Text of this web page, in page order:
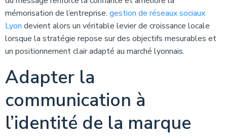
mémorisation de l’entreprise. gestion de réseaux sociaux
Lyon devient alors un véritable levier de croissance locale
lorsque la stratégie repose sur des objectifs mesurables et
un positionnement clair adapté au marché lyonnais.
Adapter la
communication à
l’identité de la marque